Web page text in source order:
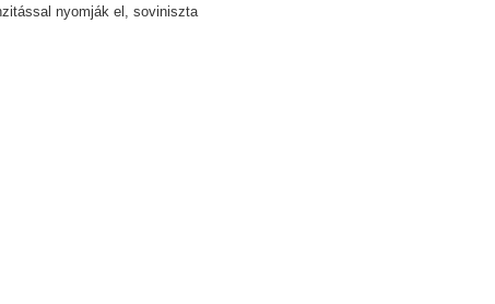
nyomják el, soviniszta